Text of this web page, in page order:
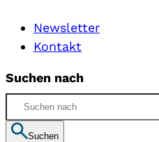
Newsletter
Kontakt
Suchen nach
Suchen